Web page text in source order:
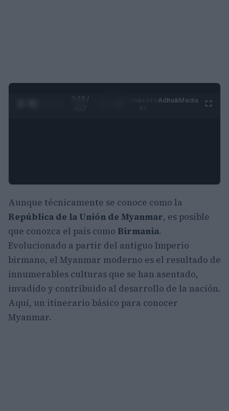
0:29 /
AdhubMedia
Aunque técnicamente se conoce como la
República de la Unión de Myanmar, es posible
que conozca el país como Birmania.
Evolucionado a partir del antiguo Imperio
birmano, el Myanmar moderno es el resultado de
innumerables culturas que se han asentado,
invadido y contribuido al desarrollo de la nación.
Aquí, un itinerario básico para conocer
Myanmar.